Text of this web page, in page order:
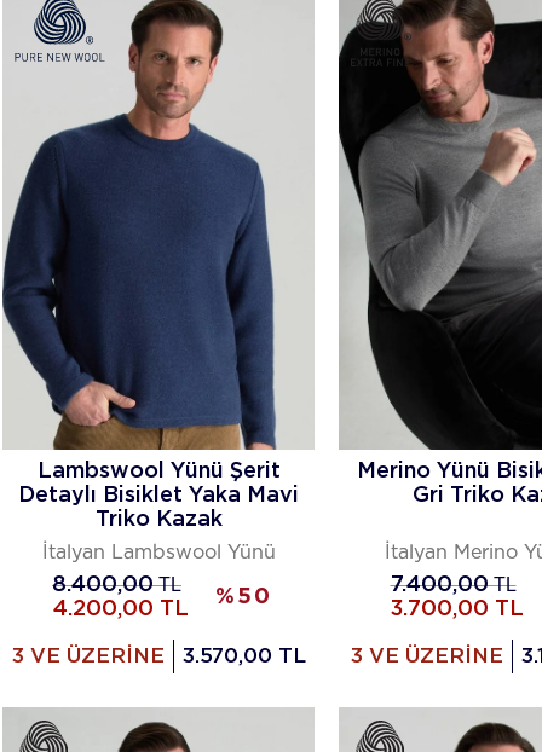
Lambswool Yünü Şerit
Detaylı Bisiklet Yaka Mavi
Triko Kazak
İtalyan Lambswool Yünü
8.400,00TL
4.200,00 TL
% 50
3 VE ÜZERİNE 3.570,00 TL
Merino Yünü
Gri Triko
İtalyan Merino
7.400,00TL
3.700,00 TL
3 VE ÜZERİNE